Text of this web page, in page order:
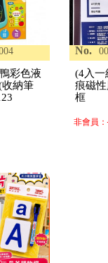
彩色液
納筆
No.
(4入一
痕磁
框
非會員：